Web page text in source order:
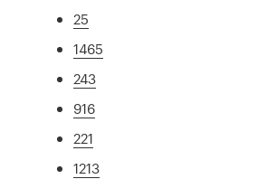
25
1465
243
916
221
1213